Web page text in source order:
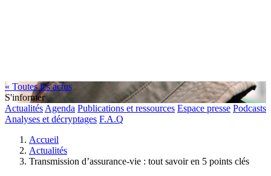
« Toutes les actus
S'informer
Actualités Agenda Publications et ressources Espace presse Podcasts
Analyses et décryptages F.A.Q
Accueil
Actualités
Transmission d’assurance-vie : tout savoir en 5 points clés